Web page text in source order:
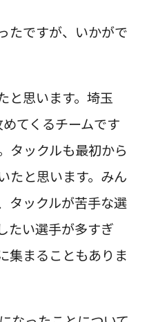
ですが、いかがで
と思います。埼玉
てくるチームです
タックルも最初から
たと思います。みん
タックルが苦手な選
たい選手が多すぎ
集まることもありま